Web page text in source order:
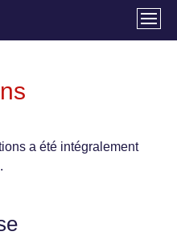
a été intégralement